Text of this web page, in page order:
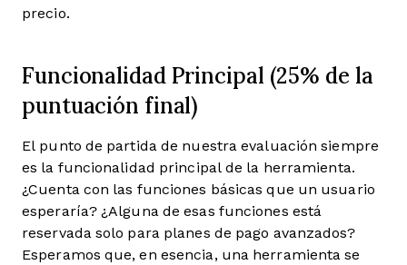
precio.
Funcionalidad Principal (25% de la
puntuación final)
El punto de partida de nuestra evaluación siempre
es la funcionalidad principal de la herramienta.
¿Cuenta con las funciones básicas que un usuario
esperaría? ¿Alguna de esas funciones está
reservada solo para planes de pago avanzados?
Esperamos que, en esencia, una herramienta se